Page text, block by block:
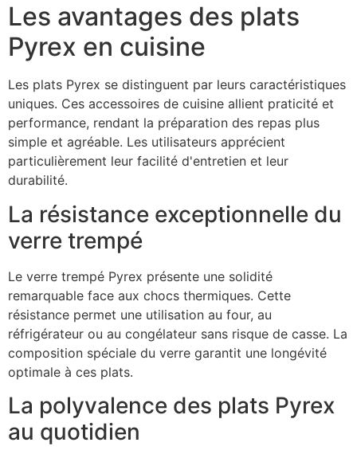
Les avantages des plats
Pyrex en cuisine
Les plats Pyrex se distinguent par leurs caractéristiques
uniques. Ces accessoires de cuisine allient praticité et
performance, rendant la préparation des repas plus
simple et agréable. Les utilisateurs apprécient
particulièrement leur facilité d'entretien et leur
durabilité.
La résistance exceptionnelle du
verre trempé
Le verre trempé Pyrex présente une solidité
remarquable face aux chocs thermiques. Cette
résistance permet une utilisation au four, au
réfrigérateur ou au congélateur sans risque de casse. La
composition spéciale du verre garantit une longévité
optimale à ces plats.
La polyvalence des plats Pyrex
au quotidien